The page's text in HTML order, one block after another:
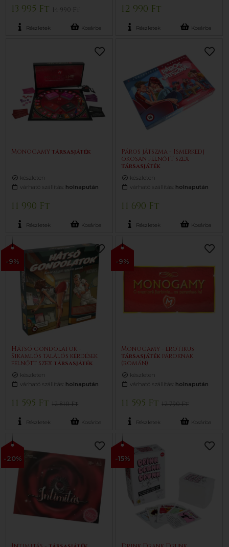
13 995 Ft14 990 Ft
Részletek Kosárba
12 990 Ft
Részletek Kosárba
Monogamy társasjáték
készleten
várható szállítás: holnapután
11 990 Ft
Részletek Kosárba
Páros játszma - Ismerkedj
okosan felnőtt szex
társasjáték
készleten
várható szállítás: holnapután
11 690 Ft
Részletek Kosárba
-9%
Hátsó gondolatok -
Sikamlós találós kérdések
felnőtt szex társasjáték
készleten
várható szállítás: holnapután
11 595 Ft12 810 Ft
Részletek Kosárba
-9%
Monogamy - erotikus
társasjáték pároknak
(román)
készleten
várható szállítás: holnapután
11 595 Ft12 790 Ft
Részletek Kosárba
-20% -15%